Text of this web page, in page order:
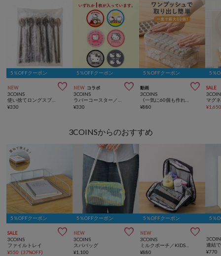
5％OFFクーポン
NEW 
3COINS
¥330
5％OFFクーポン
NEW コラボ 
3COINS
¥330
5％OFFクーポン
動画 
3COINS
¥880
5％
SALE
¥
3COINSからのおすすめ
5％OFFクーポン
SALE 
3COINS
ファイルトレイ
¥550 (37%OFF)
5％OFFクーポン
NEW 
3COINS
スパバッグ
¥1,100
5％OFFクーポン
NEW 
3COINS
ミルクポーチ／KIDSトラベル
¥880
5％
¥770